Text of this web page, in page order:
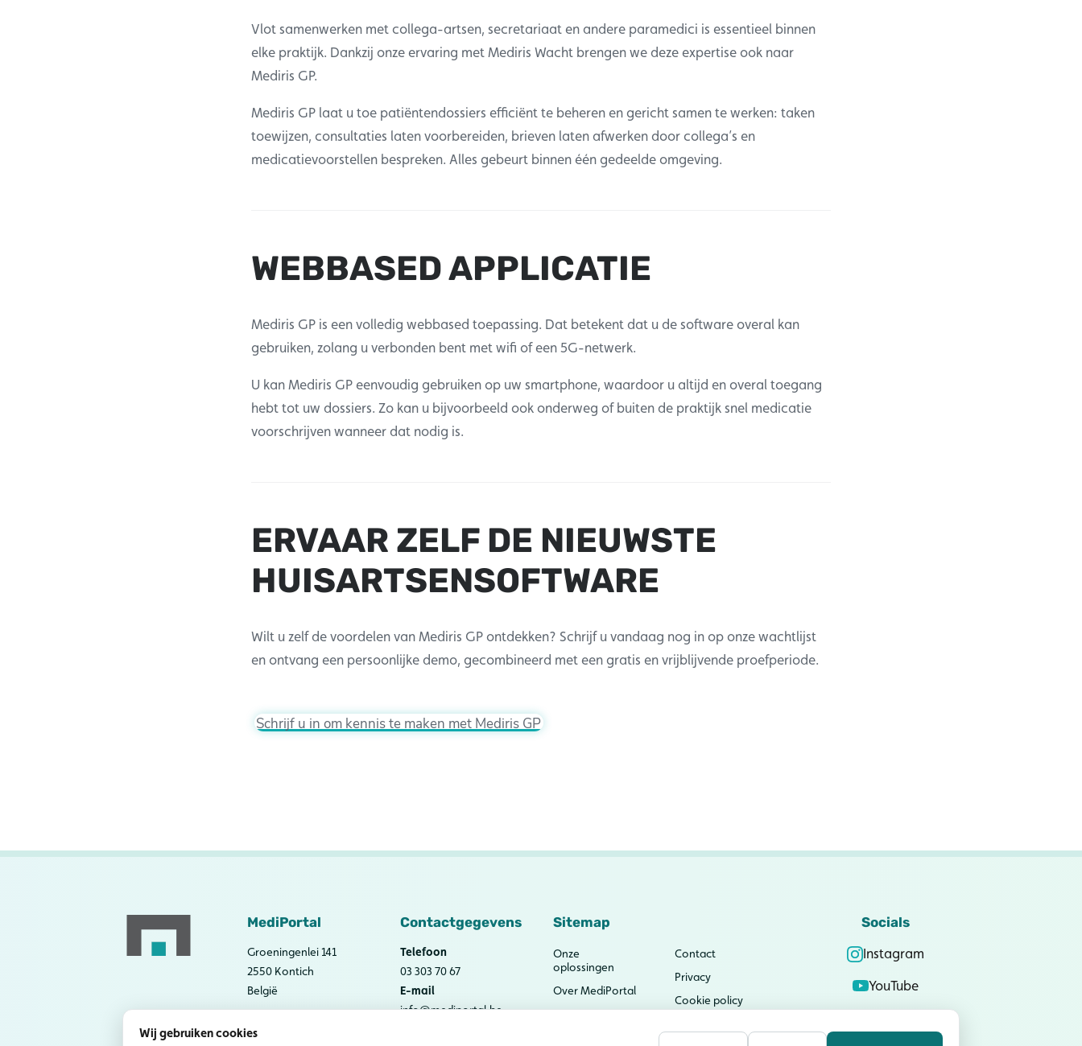
Vlot samenwerken met collega-artsen, secretariaat en andere paramedici is essentieel binnen
elke praktijk. Dankzij onze ervaring met Mediris Wacht brengen we deze expertise ook naar
Mediris GP.
Mediris GP laat u toe patiëntendossiers efficiënt te beheren en gericht samen te werken: taken
toewijzen, consultaties laten voorbereiden, brieven laten afwerken door collega’s en
medicatievoorstellen bespreken. Alles gebeurt binnen één gedeelde omgeving.
WEBBASED APPLICATIE
Mediris GP is een volledig webbased toepassing. Dat betekent dat u de software overal kan
gebruiken, zolang u verbonden bent met wifi of een 5G-netwerk.
U kan Mediris GP eenvoudig gebruiken op uw smartphone, waardoor u altijd en overal toegang
hebt tot uw dossiers. Zo kan u bijvoorbeeld ook onderweg of buiten de praktijk snel medicatie
voorschrijven wanneer dat nodig is.
ERVAAR ZELF DE NIEUWSTE
HUISARTSENSOFTWARE
Wilt u zelf de voordelen van Mediris GP ontdekken? Schrijf u vandaag nog in op onze wachtlijst
en ontvang een persoonlijke demo, gecombineerd met een gratis en vrijblijvende proefperiode.
Schrijf u in om kennis te maken met Mediris GP
MediPortal
Groeningenlei 141
2550 Kontich
België
Contactgegevens
Telefoon
03 303 70 67
E-mail
info@mediportal.be
Sitemap
Onze
oplossingen
Over MediPortal
Nieuws
Contact
Privacy
Cookie policy
Socials
Instagram
YouTube
Wij gebruiken cookies